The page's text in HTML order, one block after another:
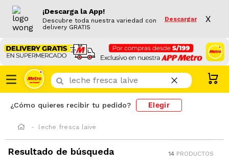
¡Descarga la App!
Descubre toda nuestra variedad con
delivery GRATIS
Descargar X
¿Que buscas hoy?
¿Cómo quieres recibir tu pedido? Elegir
leche fresca laive
Resultado de búsqueda 14 PRODUCTOS